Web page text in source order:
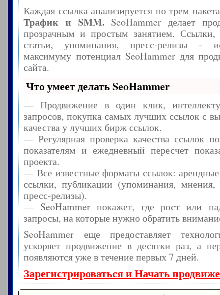
Каждая ссылка анализируется по трем
Трафик и SMM.SeoHammer делает
прозрачным и простым занятием. Ссылки,
статьи, упоминания, пресс-релизы -
максимуму потенциал SeoHammer для
сайта.
Что умеет делать SeoHammer
— Продвижение в один клик,
запросов, покупка самых лучших ссылок с
качества у лучших бирж ссылок.
— Регулярная проверка качества ссылок
показателям и ежедневный пересчет
проекта.
— Все известные форматы ссылок:
ссылки, публикации (упоминания, мнения,
пресс-релизы).
— SeoHammer покажет, где рост или
запросы, на которые нужно обратить
SeoHammer еще предоставляет
ускоряет продвижение в десятки раз, а
появляются уже в течение первых 7 дней.
Зарегистрироваться и Начать